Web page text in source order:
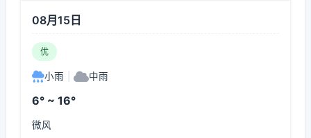
08月15日
优
小雨 中雨
6° ~ 16°
微风